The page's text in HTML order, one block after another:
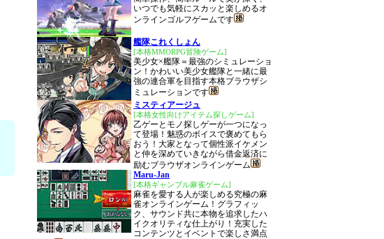
いつでも気軽にスカッと楽しめるオ
ンラインゴルフゲームです
艦隊これくしょん
[本格MMORPG冒険ゲーム]
美少女×艦隊＝最強のシミュレーショ
ン！かわいい美少女艦隊と一緒に最
強の連合軍を目指す本格ブラウザシ
ミュレーションです
ミスティアージュ
[本格女性向けアイテム探しゲーム]
乙ゲーとモノ探しゲーが一つになっ
て登場！魅惑のボイスで褒めてもら
おう！大家となって個性派イケメン
と仲を深めていきながら借金返済に
励むブラウザオンラインゲーム
Maru-Jan
[本格ギャンブル麻雀ゲーム]
麻雀を愛する人が楽しめる究極の麻
雀オンラインゲーム！グラフィッ
ク、サウンド共に本物を追求したハ
イクオリティな仕上がり！充実した
コンテンツとイベントで楽しさ満点